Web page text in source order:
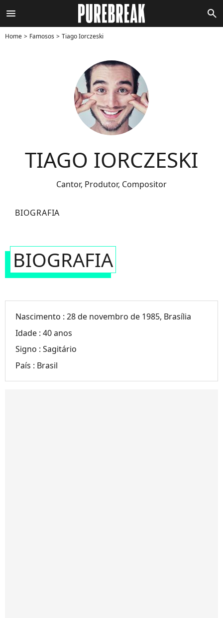
menu search
Home Famosos Tiago Iorczeski
TIAGO IORCZESKI
Cantor, Produtor, Compositor
BIOGRAFIA
BIOGRAFIA
Nascimento :28 de novembro de 1985, Brasília
Idade :40 anos
Signo :Sagitário
País : Brasil